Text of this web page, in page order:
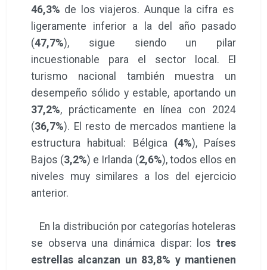
46,3% de los viajeros. Aunque la cifra es
ligeramente inferior a la del año pasado
(47,7%), sigue siendo un pilar
incuestionable para el sector local. El
turismo nacional también muestra un
desempeño sólido y estable, aportando un
37,2%, prácticamente en línea con 2024
(36,7%). El resto de mercados mantiene la
estructura habitual: Bélgica (4%), Países
Bajos (3,2%) e Irlanda (2,6%), todos ellos en
niveles muy similares a los del ejercicio
anterior.
En la distribución por categorías hoteleras
se observa una dinámica dispar: los tres
estrellas alcanzan un 83,8% y mantienen